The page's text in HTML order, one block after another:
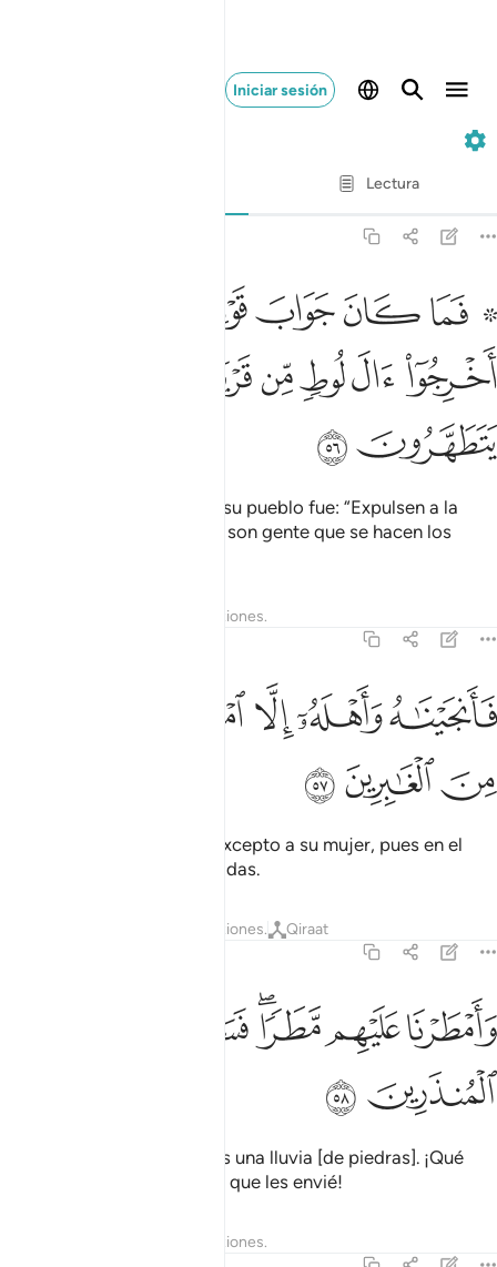
Iniciar sesión
Lectura
۞ فما كان جواب قومه الا ان قالوا اخرجوا ال لوط من قريتكم انهم
۞ فَمَا كَانَ جَوَابَ قَوْمِهِۦٓ إِلَّآ أَن قَالُوٓا۟ أَخْرِجُوٓا۟ ءَالَ لُوطٍۢ مِّن
ﱁ ﱂﱃﱄﱅ
ﱉﱊﱋﱌﱍﱎ
ﱑﱒ
Pero la única respuesta de su pueblo fue: “Expulsen a la
familia de Lot de la ciudad; son gente que se hacen los
Reflexiones.
فانجيناه واهله الا امراته قدرناها من الغابرين ٥٧
فَأَنجَيْنَـٰهُ وَأَهْلَهُۥٓ إِلَّا ٱمْرَأَتَهُۥ قَدَّرْنَـٰهَا مِنَ ٱلْغَـٰبِرِينَ ٥٧
ﱓﱔﱕﱖ
ﱘﱙﱚ
Salvé a Lot y a su familia, excepto a su mujer, pues en el
decreto era de las condenadas.
Reflexiones. Qiraat
وامطرنا عليهم مطرا فساء مطر المنذرين ٥٨
وَأَمْطَرْنَا عَلَيْهِم مَّطَرًۭا ۖ فَسَآءَ مَطَرُ ٱلْمُنذَرِينَ ٥٨
ﱛﱜﱝﱞﱟ
ﱡﱢ
Hice que cayera sobre ellos una lluvia [de piedras]. ¡Qué
lluvia más aterradora fue la que les envié!
Reflexiones.